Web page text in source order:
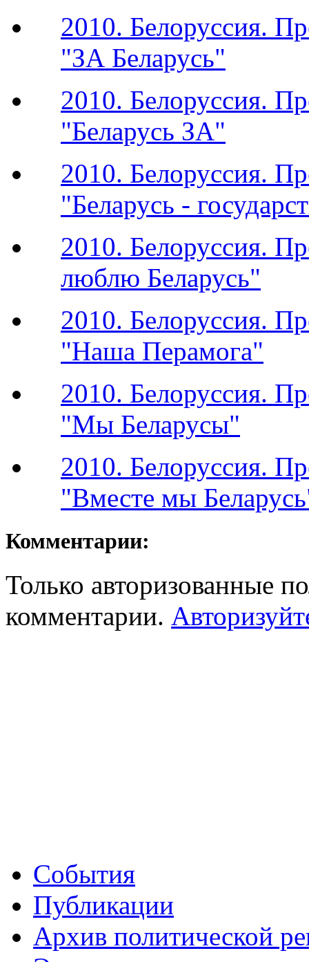
2010. Белоруссия.
"ЗА Беларусь"
2010. Белоруссия.
"Беларусь ЗА"
2010. Белоруссия.
"Беларусь -
2010. Белоруссия.
люблю Беларусь"
2010. Белоруссия.
"Наша Перамога"
2010. Белоруссия.
"Мы Беларусы"
2010. Белоруссия.
"Вместе мы
Комментарии:
Только авторизованные
комментарии.
События
Публикации
Архив политической